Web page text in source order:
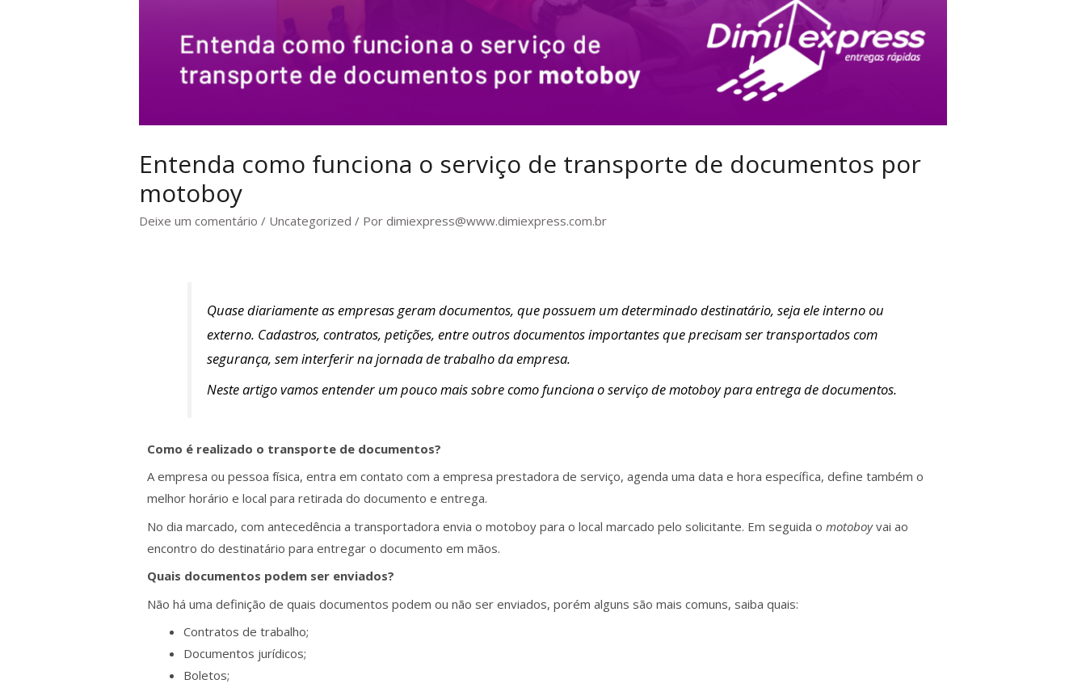
Entenda como funciona o serviço de transporte de documentos por
motoboy
Deixe um comentário / Uncategorized / Pordimiexpress@www.dimiexpress.com.br
Quase diariamente as empresas geram documentos, que possuem um determinado destinatário, seja ele interno ou
externo. Cadastros, contratos, petições, entre outros documentos importantes que precisam ser transportados com
segurança, sem interferir na jornada de trabalho da empresa.
Neste artigo vamos entender um pouco mais sobre como funciona o serviço demotoboypara entrega de documentos.
Como é realizado o transporte de documentos?
A empresa ou pessoa física, entra em contato com a empresa prestadora de serviço, agenda uma data e hora específica, define também o
melhor horário e local para retirada do documento e entrega.
No dia marcado, com antecedência a transportadora envia o motoboy para o local marcado pelo solicitante. Em seguida omotoboyvai ao
encontro do destinatário para entregar o documento em mãos.
Quais documentos podem ser enviados?
Não há uma definição de quais documentos podem ou não ser enviados, porém alguns são mais comuns, saiba quais:
Contratos de trabalho;
Documentos jurídicos;
Boletos;